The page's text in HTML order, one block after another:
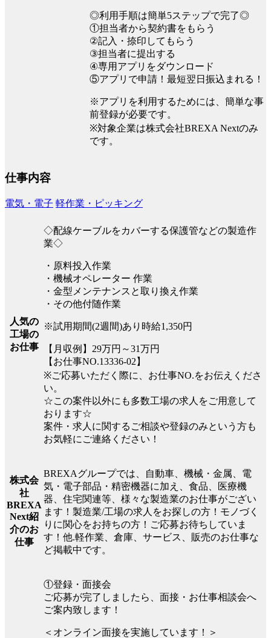
◎利用手順は簡単5ステップで完了◎
①担当者から契約書をもらう
②記入・捺印してもらう
③担当者に提出する
④専用アプリをダウンロード
⑤アプリで申請！最短翌日振込まれる！
※アプリを利用するためには、簡単な事
前登録が必要です。
※対象企業は株式会社BREXA Nextのみ
です。
仕事内容
電気・電子 軽作業・ピッキング
人気の
工場の
お仕事
◇配線ケーブルをカバーする保護管などの製造作
業◇
・原料投入作業
・機械オペレーター 作業
・金型メンテナンスと取り換え作業
・その他付随作業
※試用期間(2週間)あり時給1,350円
【月収例】29万円～31万円
【お仕事NO.13336-02】
※ご応募いただく際に、お仕事NO.をお伝えくださ
い。
☆この案件以外にも多数工場の求人をご用意して
おります☆
案件・求人に関するご相談や登録のみという方も
お気軽にご連絡ください！
株式会
社
BREXA
Next紹
介のお
仕事
BREXAグループでは、自動車、機械・金属、電
気・電子部品・精密機器に加え、食品、医療機
器、住宅関連等、様々な製造業のお仕事がござい
ます！製造業/工場の求人をお探しの方！モノづく
りに関心をお持ちの方！ご応募お待ちしていま
す！他.軽作業、倉庫、サービス、販売のお仕事な
ど掲載中です。
①登録・面接会
ご応募が完了しましたら、面接・お仕事相談会へ
ご案内致します！
＜オンライン面接を実施しています！＞